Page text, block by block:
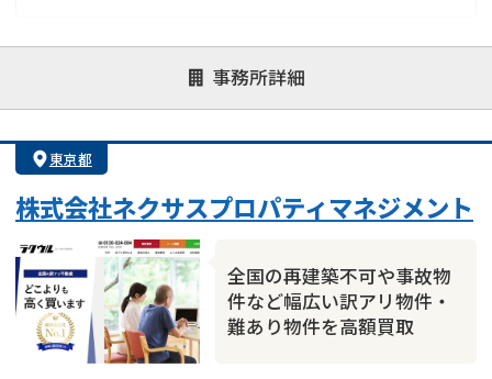
事務所詳細
対応が親身 オンライン面談可能
レスポンスが早い
1億円以上の買取可
東京都
株式会社ネクサスプロパティマネジメント
全国の再建築不可や事故物
件など幅広い訳アリ物件・
難あり物件を高額買取